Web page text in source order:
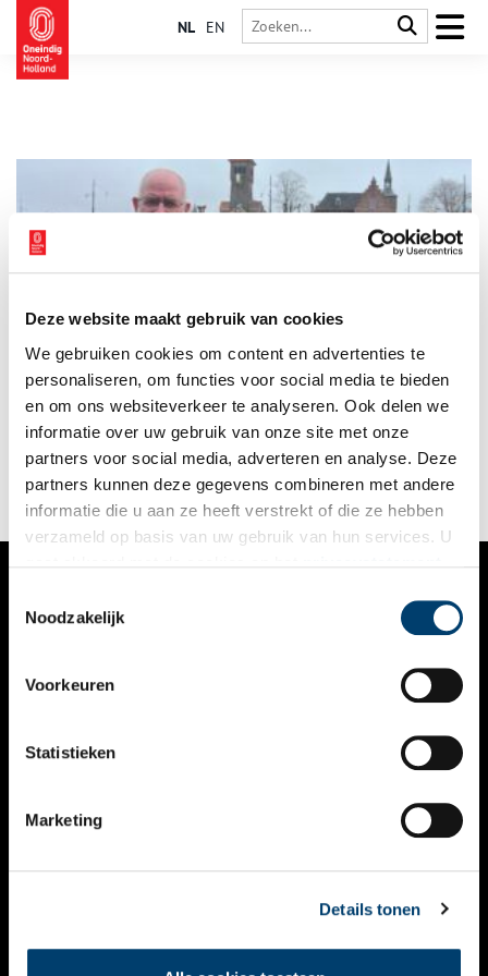
Deze website maakt gebruik van cookies
We gebruiken cookies om content en advertenties te
personaliseren, om functies voor social media te bieden
en om ons websiteverkeer te analyseren. Ook delen we
informatie over uw gebruik van onze site met onze
partners voor social media, adverteren en analyse. Deze
partners kunnen deze gegevens combineren met andere
informatie die u aan ze heeft verstrekt of die ze hebben
verzameld op basis van uw gebruik van hun services. U
Noodzakelijk
Voorkeuren
Statistieken
Marketing
Details tonen
NL EN
verpozen
Diemen viert dit jaar het 800-jarig bestaan en is daarmee een
halve eeuw ouder dan de hoofdstad. Samen met Taco ten Dam,
actief binnen de Historische Kring Diemen, duiken we in de
geschiedenis van een nog immer zelfstandige gemeente onder
de rook van Amsterdam.
VERHALEN
KALENDER
THEMA’S
VIDEO’S
CONTACT